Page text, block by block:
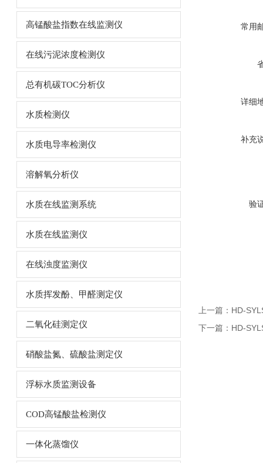
高锰酸盐指数在线监测仪
在线污泥浓度检测仪
总有机碳TOC分析仪
水质检测仪
水质电导率检测仪
溶解氧分析仪
水质在线监测系统
水质在线监测仪
在线浊度监测仪
水质挥发酚、甲醛测定仪
二氧化硅测定仪
硝酸盐氮、硫酸盐测定仪
浮标水质监测设备
COD高锰酸盐检测仪
一体化蒸馏仪
常用
详细
补充
验
上一篇： HD-
下一篇： HD-